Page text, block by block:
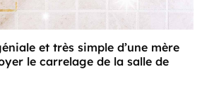
et très simple d’une mère
le carrelage de la salle de